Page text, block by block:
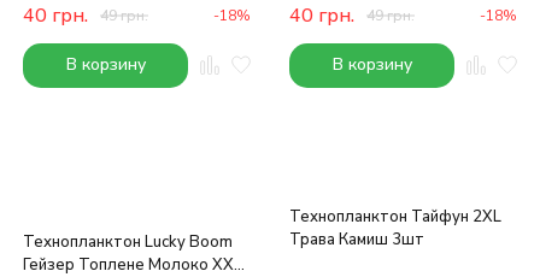
40 грн. 49грн. -18%
В корзину
40 грн. 49грн. -18%
В корзину
Технопланктон Lucky Boom
Гейзер Топлене Молоко XXL
Технопланктон Тайфун 2XL
Трава Камиш 3шт